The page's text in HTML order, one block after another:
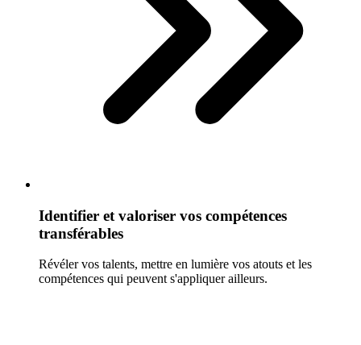
Identifier et valoriser vos compétences
transférables
Révéler vos talents, mettre en lumière vos atouts et les
compétences qui peuvent s'appliquer ailleurs.